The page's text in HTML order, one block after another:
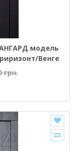
модель
Венге
грн.